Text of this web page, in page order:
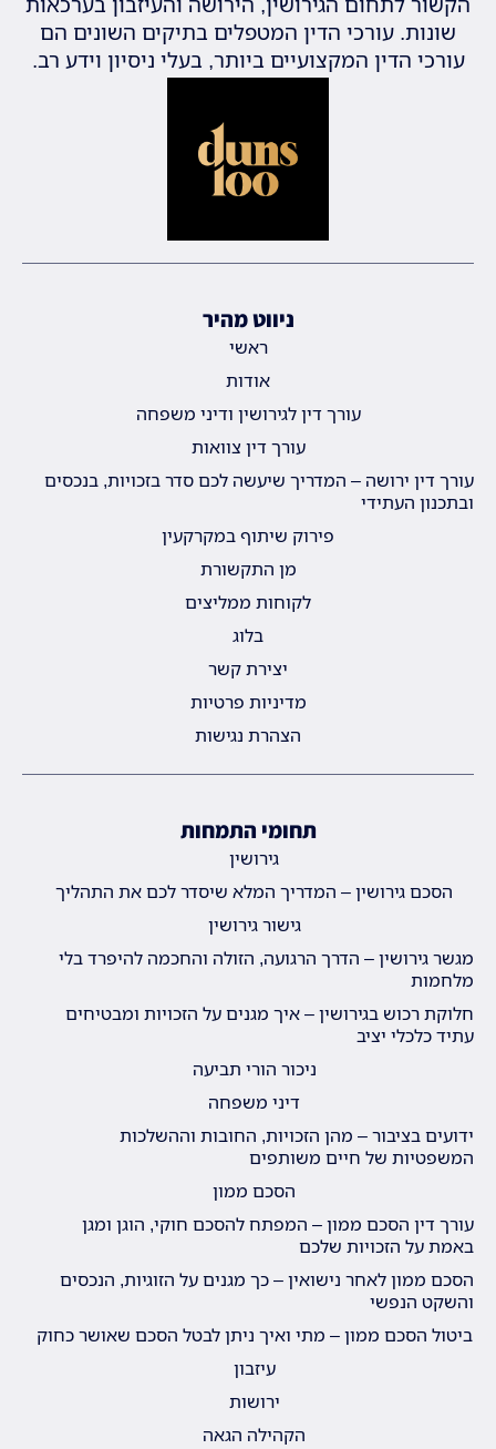
שונות. עורכי הדין המטפלים בתיקים השונים הם
עורכי הדין המקצועיים ביותר, בעלי ניסיון וידע רב.
ניווט מהיר
ראשי
אודות
עורך דין לגירושין ודיני משפחה
עורך דין צוואות
עורך דין ירושה – המדריך שיעשה לכם סדר בזכויות, בנכסים
ובתכנון העתידי
פירוק שיתוף במקרקעין
מן התקשורת
לקוחות ממליצים
בלוג
יצירת קשר
מדיניות פרטיות
הצהרת נגישות
תחומי התמחות
גירושין
הסכם גירושין – המדריך המלא שיסדר לכם את התהליך
גישור גירושין
מגשר גירושין – הדרך הרגועה, הזולה והחכמה להיפרד בלי
מלחמות
חלוקת רכוש בגירושין – איך מגנים על הזכויות ומבטיחים
עתיד כלכלי יציב
ניכור הורי תביעה
דיני משפחה
ידועים בציבור – מהן הזכויות, החובות וההשלכות
המשפטיות של חיים משותפים
הסכם ממון
עורך דין הסכם ממון – המפתח להסכם חוקי, הוגן ומגן
באמת על הזכויות שלכם
הסכם ממון לאחר נישואין – כך מגנים על הזוגיות, הנכסים
והשקט הנפשי
ביטול הסכם ממון – מתי ואיך ניתן לבטל הסכם שאושר כחוק
עיזבון
ירושות
הקהילה הגאה